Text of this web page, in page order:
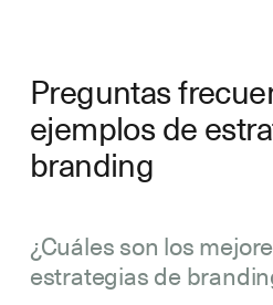
Preguntas
ejemplos de
branding
¿Cuáles son los
estrategias de